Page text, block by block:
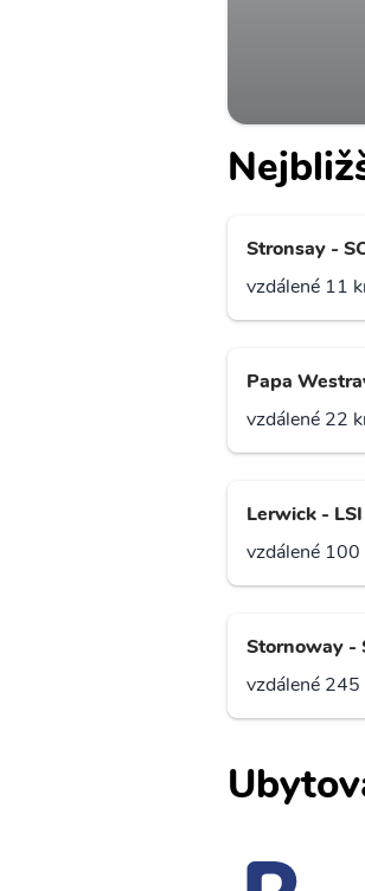
Stronsay -
vzdálené 11
Papa
vzdálené 22
Lerwick - LSI
vzdálené 100
Stornoway -
vzdálené 245